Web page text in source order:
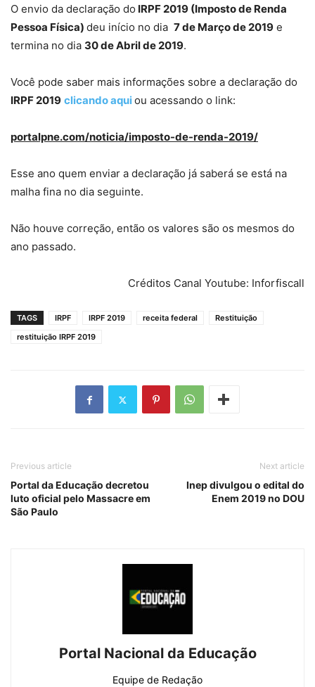
O envio da declaração do IRPF 2019 (Imposto de Renda
Pessoa Física) deu início no dia 7 de Março de 2019 e
termina no dia 30 de Abril de 2019.
Você pode saber mais informações sobre a declaração do
IRPF 2019 clicando aquiou acessando o link:
portalpne.com/noticia/imposto-de-renda-2019/
Esse ano quem enviar a declaração já saberá se está na
malha fina no dia seguinte.
Não houve correção, então os valores são os mesmos do
ano passado.
Créditos Canal Youtube: Inforfiscall
TAGS IRPF IRPF 2019 receita federal
Restituição
restituição IRPF 2019
Previous article
Portal da Educação decretou
luto oficial pelo Massacre em
São Paulo
Next article
Inep divulgou o edital do
Enem 2019 no DOU
Portal Nacional da Educação
Equipe de Redação